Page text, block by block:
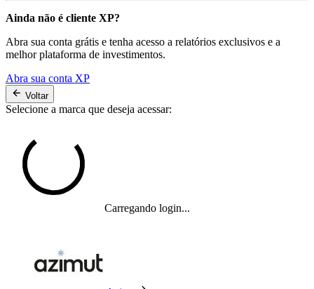
Ainda não é cliente XP?
Abra sua conta grátis e tenha acesso a relatórios exclusivos e a
melhor plataforma de investimentos.
Abra sua conta XP
Voltar
Selecione a marca que deseja acessar:
Carregando login...